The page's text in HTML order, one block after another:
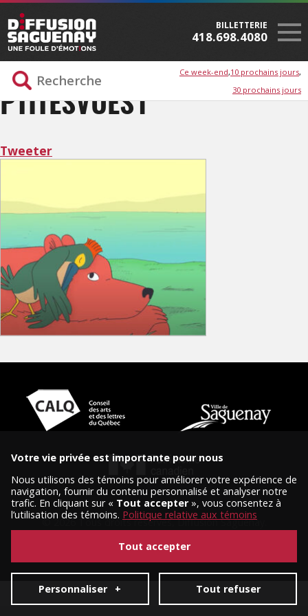
BILLETTERIE
418.698.4080
Ce week-end 10 prochains jours
30 prochains jours
PTITESVUES1
Tweeter
© 2026 Tous droits réservés, Diffusion Saguenay.
Conception et réalisation :Nubee|Mes préférences cookies
Votre vie privée est importante pour nous
Nous utilisons des témoins pour améliorer votre expérience de
navigation, fournir du contenu personnalisé et analyser notre
trafic. En cliquant sur « Tout accepter», vous consentez à
l’utilisation des témoins. Politique relative aux témoins
Personnaliser + Tout refuser
Tout accepter